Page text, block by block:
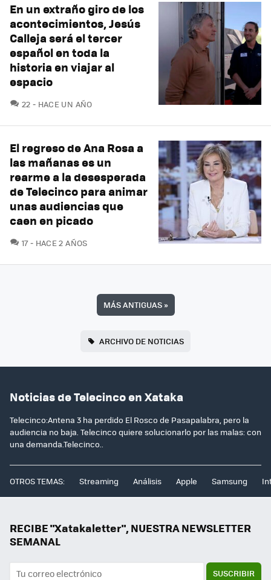
En un extraño giro de los
acontecimientos, Jesús
Calleja será el tercer
español en toda la
historia en viajar al
espacio
22 COMENTARIOS
HACE UN AÑO
El regreso de Ana Rosa a
las mañanas es un
rearme a la desesperada
de Telecinco para animar
unas audiencias que
caen en picado
17COMENTARIOS
HACE 2 AÑOS
MÁS ANTIGUAS»
ARCHIVO DE NOTICIAS
Noticias de Telecinco en Xataka
Telecinco:Antena 3 ha perdido El Rosco de Pasapalabra, pero la
audiencia no baja. Telecinco quiere solucionarlo por las malas: con
una demanda.Telecinco..
OTROS TEMAS: Streaming Análisis Apple Samsung
RECIBE "Xatakaletter", NUESTRA NEWSLETTER
SEMANAL
SUSCRIBIR